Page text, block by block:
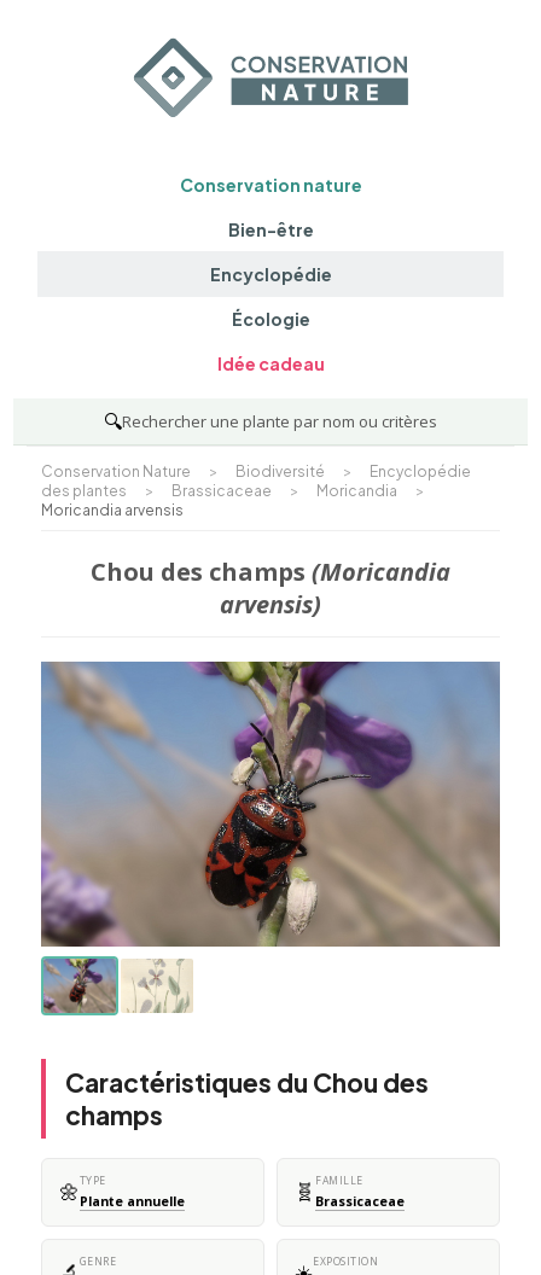
Conservation nature
Bien-être
Encyclopédie
Écologie
Idée cadeau
🔍Rechercher une plante par nom ou critères
Conservation Nature > Biodiversité >
Encyclopédie
des plantes
> Brassicaceae > Moricandia
>
Moricandia arvensis
Chou des champs (Moricandia
arvensis)
Caractéristiques du Chou des
champs
🌼TYPE
Plante annuelle 🧬 FAMILLE
Brassicaceae
GENRE EXPOSITION